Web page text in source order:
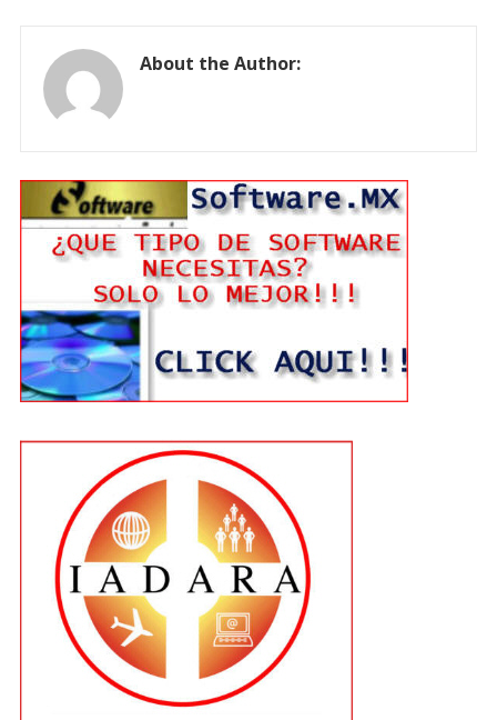
About the Author: